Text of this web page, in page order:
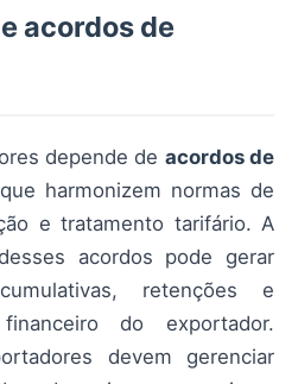
acordos de
depende de acordos de
harmonizem normas de
e tratamento tarifário. A
acordos pode gerar
retenções e
do exportador.
devem gerenciar